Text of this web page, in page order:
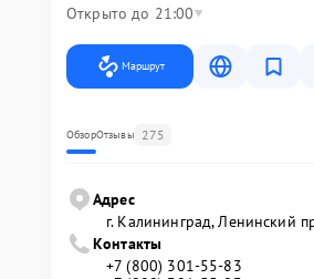
Открыто до 21:00
Маршрут
ОбзорОтзывы 275
Адрес
г. Калининград, Ленинский
Контакты
+7 (800) 301-55-83